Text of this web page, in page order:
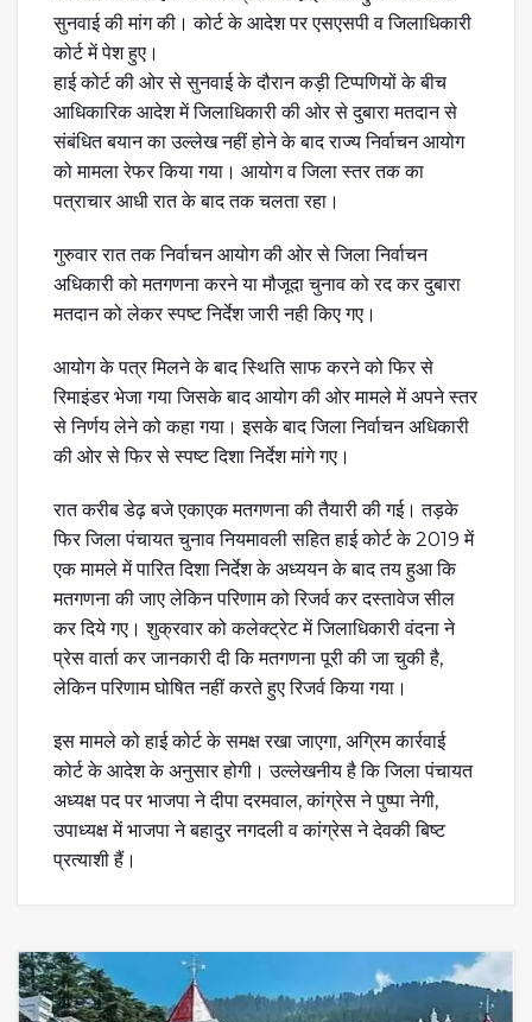
सुनवाई की मांग की। कोर्ट के आदेश पर एसएसपी व जिलाधिकारी
कोर्ट में पेश हुए।
हाई कोर्ट की ओर से सुनवाई के दौरान कड़ी टिप्पणियों के बीच
आधिकारिक आदेश में जिलाधिकारी की ओर से दुबारा मतदान से
संबंधित बयान का उल्लेख नहीं होने के बाद राज्य निर्वाचन आयोग
को मामला रेफर किया गया। आयोग व जिला स्तर तक का
पत्राचार आधी रात के बाद तक चलता रहा।
गुरुवार रात तक निर्वाचन आयोग की ओर से जिला निर्वाचन
अधिकारी को मतगणना करने या मौजूदा चुनाव को रद कर दुबारा
मतदान को लेकर स्पष्ट निर्देश जारी नही किए गए।
आयोग के पत्र मिलने के बाद स्थिति साफ करने को फिर से
रिमाइंडर भेजा गया जिसके बाद आयोग की ओर मामले में अपने स्तर
से निर्णय लेने को कहा गया। इसके बाद जिला निर्वाचन अधिकारी
की ओर से फिर से स्पष्ट दिशा निर्देश मांगे गए।
रात करीब डेढ़ बजे एकाएक मतगणना की तैयारी की गई। तड़के
फिर जिला पंचायत चुनाव नियमावली सहित हाई कोर्ट के 2019 में
एक मामले में पारित दिशा निर्देश के अध्ययन के बाद तय हुआ कि
मतगणना की जाए लेकिन परिणाम को रिजर्व कर दस्तावेज सील
कर दिये गए। शुक्रवार को कलेक्ट्रेट में जिलाधिकारी वंदना ने
प्रेस वार्ता कर जानकारी दी कि मतगणना पूरी की जा चुकी है,
लेकिन परिणाम घोषित नहीं करते हुए रिजर्व किया गया।
इस मामले को हाई कोर्ट के समक्ष रखा जाएगा, अग्रिम कार्रवाई
कोर्ट के आदेश के अनुसार होगी। उल्लेखनीय है कि जिला पंचायत
अध्यक्ष पद पर भाजपा ने दीपा दरमवाल, कांग्रेस ने पुष्पा नेगी,
उपाध्यक्ष में भाजपा ने बहादुर नगदली व कांग्रेस ने देवकी बिष्ट
प्रत्याशी हैं।